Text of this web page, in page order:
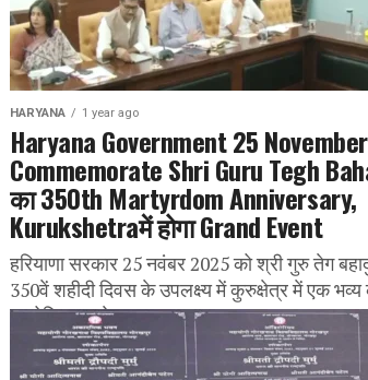
HARYANA 1 year ago
Haryana Government 25
Commemorate Shri Guru Tegh
का 350th Martyrdom Anniversary,
Kurukshetraमें होगा Grand Event
हरियाणा सरकार 25 नवंबर 2025 को श्री गुरु तेग
350वें शहीदी दिवस के उपलक्ष्य में कुरुक्षेत्र में एक भव्य
आयोजित करने जा...